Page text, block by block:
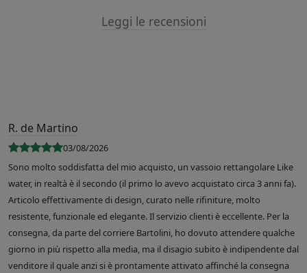
Leggi le recensioni
R. de Martino
03/08/2026
Sono molto soddisfatta del mio acquisto, un vassoio rettangolare Like
water, in realtà è il secondo (il primo lo avevo acquistato circa 3 anni fa).
Articolo effettivamente di design, curato nelle rifiniture, molto
resistente, funzionale ed elegante. Il servizio clienti è eccellente. Per la
consegna, da parte del corriere Bartolini, ho dovuto attendere qualche
giorno in più rispetto alla media, ma il disagio subito è indipendente dal
venditore il quale anzi si è prontamente attivato affinché la consegna